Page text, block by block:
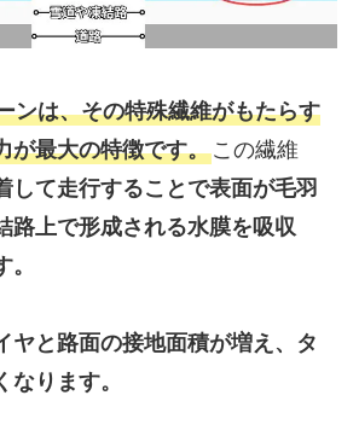
ンは、その特殊繊維がもたらす
が最大の特徴です。この繊維
して走行することで表面が毛羽
路上で形成される水膜を吸収
ヤと路面の接地面積が増え、タ
なります。